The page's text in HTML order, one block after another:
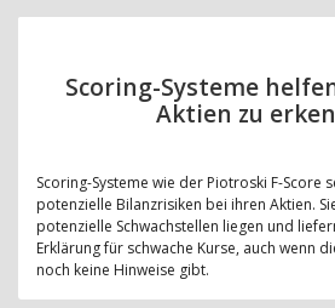
Scoring-Systeme
Aktien zu
Scoring-Systeme wie der Piotroski F-Score
potenzielle Bilanzrisiken bei ihren Aktien.
potenzielle Schwachstellen liegen und
Erklärung für schwache Kurse, auch wenn
noch keine Hinweise gibt.